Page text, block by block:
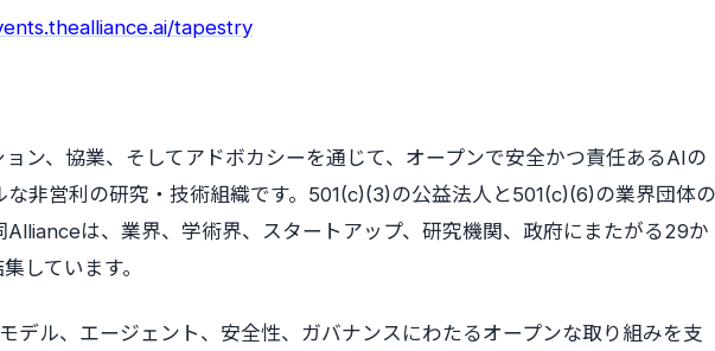
tapestry
ン、協業、そしてアドボカシーを通じて、オープンで安全かつ責任あるAIの
非営利の研究・技術組織です。501(c)(3)の公益法人と501(c)(6)の業界団体の
Allianceは、業界、学術界、スタートアップ、研究機関、政府にまたがる29か
しています。
デル、エージェント、安全性、ガバナンスにわたるオープンな取り組みを支